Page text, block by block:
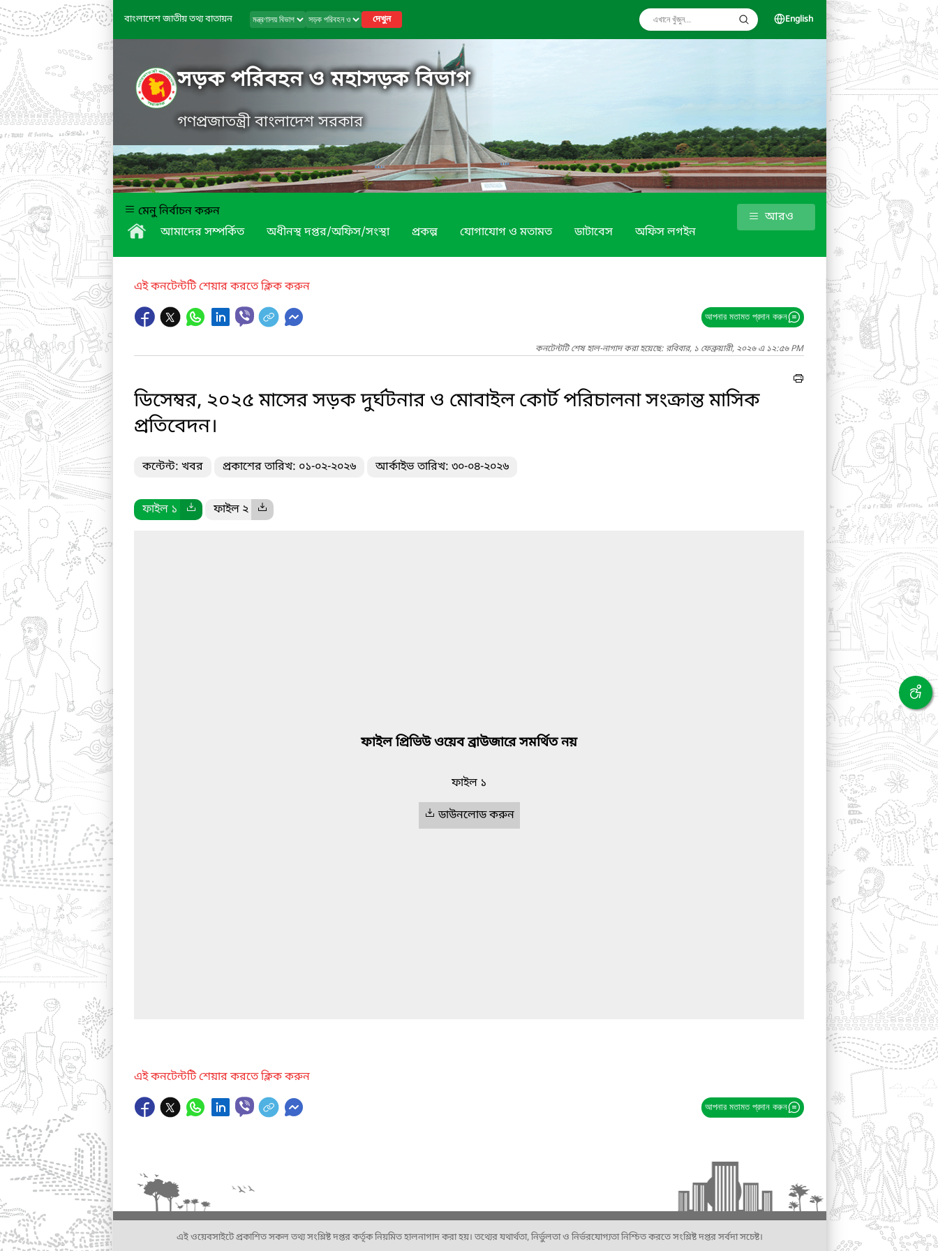
বাংলাদেশ জাতীয় তথ্য বাতায়ন দেখুন English
সড়ক পরিবহন ও মহাসড়ক বিভাগ
গণপ্রজাতন্ত্রী বাংলাদেশ সরকার
মেনু নির্বাচন করুন
আমাদের সম্পর্কিত
অধীনস্থ দপ্তর/অফিস/সংস্থা প্রকল্প যোগাযোগ ও মতামত ডাটাবেস অফিস লগইন
আরও
এই কনটেন্টটি শেয়ার করতে ক্লিক করুন
আপনার মতামত প্রদান করুন
কনটেন্টটি শেষ হাল-নাগাদ করা হয়েছে: রবিবার, ১ ফেব্রুয়ারী, ২০২৬ এ ১২:৫৬ PM
ডিসেম্বর, ২০২৫ মাসের সড়ক দুর্ঘটনার ও মোবাইল কোর্ট পরিচালনা সংক্রান্ত মাসিক
প্রতিবেদন।
কন্টেন্ট: খবর প্রকাশের তারিখ: ০১-০২-২০২৬ আর্কাইভ তারিখ: ৩০-০৪-২০২৬
ফাইল ১ ফাইল ২
ফাইল প্রিভিউ ওয়েব ব্রাউজারে সমর্থিত নয়
ফাইল ১
ডাউনলোড করুন
এই কনটেন্টটি শেয়ার করতে ক্লিক করুন
আপনার মতামত প্রদান করুন
এই ওয়েবসাইটে প্রকাশিত সকল তথ্য সংশ্লিষ্ট দপ্তর কর্তৃক নিয়মিত হালনাগাদ করা হয়। তথ্যের যথার্থতা, নির্ভুলতা ও নির্ভরযোগ্যতা নিশ্চিত করতে সংশ্লিষ্ট দপ্তর সর্বদা সচেষ্ট।